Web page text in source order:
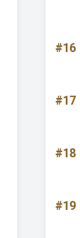
#16
#17
#18
#19